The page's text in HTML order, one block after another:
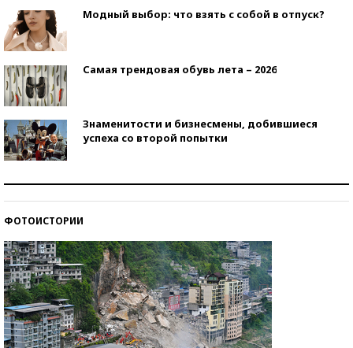
Модный выбор: что взять с собой в отпуск?
Самая трендовая обувь лета – 2026
Знаменитости и бизнесмены, добившиеся
успеха со второй попытки
ФОТОИСТОРИИ